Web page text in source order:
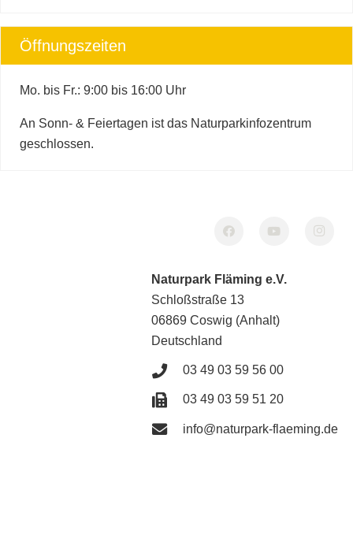
Öffnungszeiten
Mo. bis Fr.: 9:00 bis 16:00 Uhr
An Sonn- & Feiertagen ist das Naturparkinfozentrum
geschlossen.
Naturpark Fläming e.V.
Schloßstraße 13
06869 Coswig (Anhalt)
Deutschland
03 49 03 59 56 00
03 49 03 59 51 20
info@naturpark-flaeming.de